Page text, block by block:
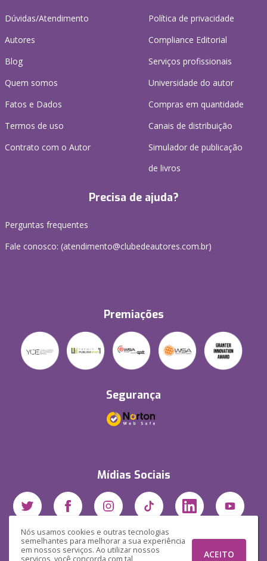
Nós usamos cookies e outras tecnologias
semelhantes para melhorar a sua experiência
em nossos serviços. Ao utilizar nossos
serviços, você concorda com tal
ACEITO
Dúvidas/Atendimento
Autores
Blog
Quem somos
Fatos e Dados
Termos de uso
Contrato com o Autor
Política de privacidade
Compliance Editorial
Serviços profissionais
Universidade do autor
Compras em quantidade
Canais de distribuição
Simulador de publicação
de livros
Precisa de ajuda?
Perguntas frequentes
Fale conosco: (atendimento@clubedeautores.com.br)
Premiações
Segurança
Mídias Sociais